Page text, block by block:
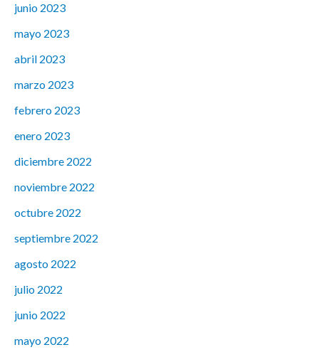
junio 2023
mayo 2023
abril 2023
marzo 2023
febrero 2023
enero 2023
diciembre 2022
noviembre 2022
octubre 2022
septiembre 2022
agosto 2022
julio 2022
junio 2022
mayo 2022